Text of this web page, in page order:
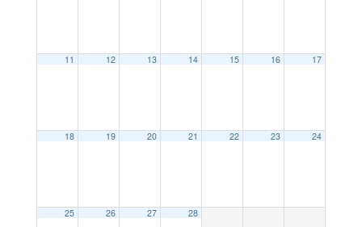
11 12 13 14 15 16 17
18 19 20 21 22 23 24
25 26 27 28